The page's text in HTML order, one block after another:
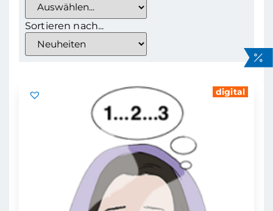
Sortieren nach...
digital